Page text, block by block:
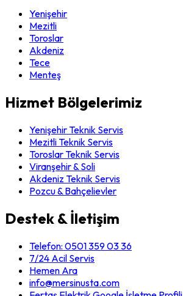
Yenişehir
Mezitli
Toroslar
Akdeniz
Tece
Menteş
Hizmet Bölgelerimiz
Yenişehir Teknik Servis
Mezitli Teknik Servis
Toroslar Teknik Servis
Viranşehir & Soli
Akdeniz Teknik Servis
Pozcu & Bahçelievler
Destek & İletişim
Telefon: 0501 359 03 36
7/24 Acil Servis
Hemen Ara
info@mersinusta.com